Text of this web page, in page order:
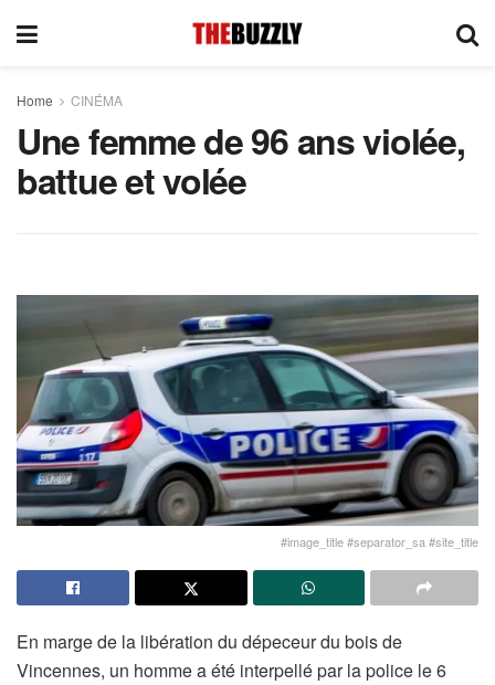
Home CINÉMA
Une femme de 96 ans violée,
battue et volée
#image_title #separator_sa #site_title
En marge de la libération du dépeceur du bois de
Vincennes, un homme a été interpellé par la police le 6